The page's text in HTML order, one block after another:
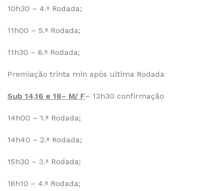
10h30 – 4.ª Rodada;
11h00 – 5.ª Rodada;
11h30 – 6.ª Rodada;
Premiação trinta min após ultima Rodada
Sub 14,16 e 18– M/ F– 13h30 confirmação
14h00 – 1.ª Rodada;
14h40 – 2.ª Rodada;
15h30 – 3.ª Rodada;
16h10 – 4.ª Rodada;